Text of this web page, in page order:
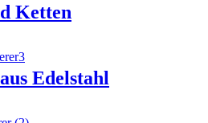
Ketten
Edelstahl